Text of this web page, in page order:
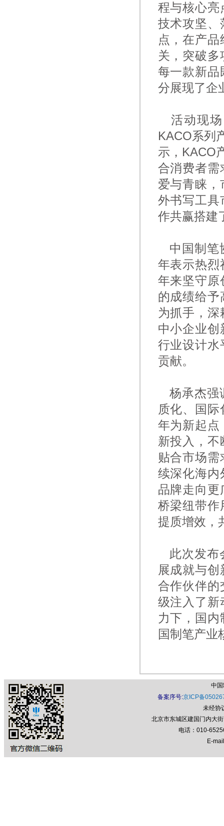
程与核心亮
技术攻坚、
点，在产
关，突破
每一款新品
分展现了企
活动现场
KACO系列
示，KACO
合消费者需
爱与青睐
外书写工具
作共赢搭建
中国制笔
年表示热烈
年来坚守原
的成绩给
为抓手，
中小企业
行业设计水
贡献。
杨承杰强
质化、国
年为新起点
新投入，
贴合市场
续深化海内
品牌走向
桥梁纽带作
提质增效，
此次发布
展成就与
合作伙伴的
级注入了新
力下，国
国制笔产业
中
备案序号:京ICP备
未经协
北京市东城区建国门内大
电话：010-
E-